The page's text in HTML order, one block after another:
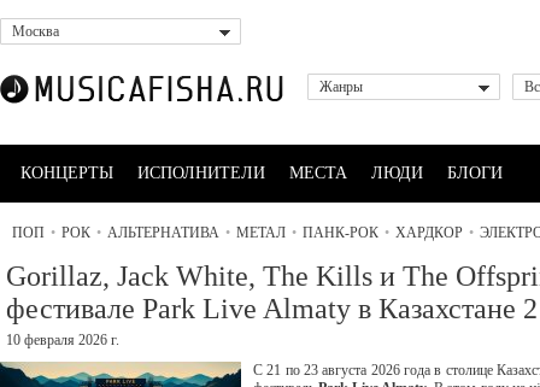
Москва
Жанры
КОНЦЕРТЫ ИСПОЛНИТЕЛИ МЕСТА ЛЮДИ БЛОГИ
ПОП • РОК • АЛЬТЕРНАТИВА • МЕТАЛ • ПАНК-РОК • ХАРДКОР •
Gorillaz, Jack White, The Kills и The
фестивале Park Live Almaty в Казахстане
10 февраля 2026 г.
С 21 по 23 августа 2026 года в столице